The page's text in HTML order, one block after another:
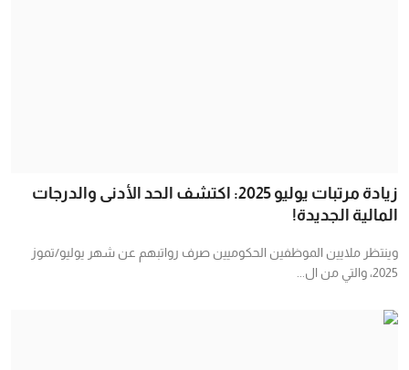
زيادة مرتبات يوليو 2025: اكتشف الحد الأدنى والدرجات
المالية الجديدة!
وينتظر ملايين الموظفين الحكوميين صرف رواتبهم عن شهر يوليو/تموز
2025، والتي من ال...